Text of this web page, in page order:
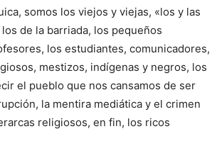
somos los viejos y viejas, «los y las
de la barriada, los pequeños
los estudiantes, comunicadores,
mestizos, indígenas y negros, los
el pueblo que nos cansamos de ser
la mentira mediática y el crimen
religiosos, en fin, los ricos